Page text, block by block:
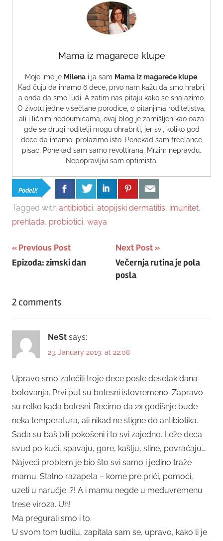
Mama iz magarece klupe
Moje ime je Milenai ja sam Mama iz magareće klupe.
Kad čuju da imamo 6 dece, prvo nam kažu da smo hrabri,
a onda da smo ludi. A zatim nas pitaju kako se snalazimo.
O životu jedne višečlane porodice, o pitanjima roditeljstva,
ali i ličnim nedoumicama, ovaj blog je zamišljen kao oaza
gde se drugi roditelji mogu ohrabriti, jer svi, koliko god
dece da imamo, prolazimo isto. Ponekad sam freelance
pisac. Ponekad sam samo revoltirana. Mrzim nepravdu.
Nepopravljivi sam optimista.
Podeli!
Tagged with antibiotici, atopijski dermatitis, imunitet,
prehlada, probiotici, waya
Post
navigation
Previous Post
Epizoda: zimski dan
Next Post
Večernja rutina je pola
posla
2 comments
NeSt says:
23. January 2019. at 22:08
Upravo smo zalečili troje dece posle desetak dana
bolovanja. Prvi put su bolesni istovremeno. Zapravo
su retko kada bolesni. Recimo da 2x godišnje bude
neka temperatura, ali nikad ne stigne do antibiotika.
Sada su baš bili pokošeni i to svi zajedno. Leže deca
svud po kući, spavaju, gore, kašlju, sline, povraćaju….
Najveći problem je bio što svi samo i jedino traže
mamu. Stalno razapeta – kome pre prići, pomoći,
uzeti u naručje…?! A i mamu negde u međuvremenu
trese viroza. Uh!
Ma pregurali smo i to.
U svom tom ludilu, zapitala sam se, upravo, kako li je